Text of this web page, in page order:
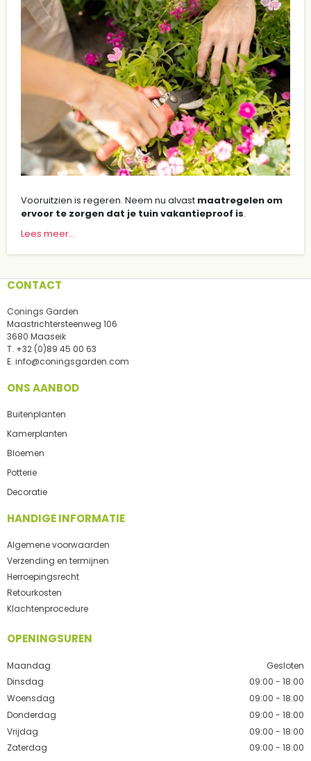
Vooruitzien is regeren. Neem nu alvast maatregelen om
ervoor te zorgen dat je tuin vakantieproof is.
Lees meer...
CONTACT
Conings Garden
Maastrichtersteenweg 106
3680 Maaseik
T. +32 (0)89 45 00 63
E. info@coningsgarden.com
ONS AANBOD
Buitenplanten
Kamerplanten
Bloemen
Potterie
Decoratie
HANDIGE INFORMATIE
Algemene voorwaarden
Verzending en termijnen
Herroepingsrecht
Retourkosten
Klachtenprocedure
OPENINGSUREN
Maandag
Gesloten
Dinsdag
09:00 - 18:00
Woensdag
09:00 - 18:00
Donderdag
09:00 - 18:00
Vrijdag
09:00 - 18:00
Zaterdag
09:00 - 18:00